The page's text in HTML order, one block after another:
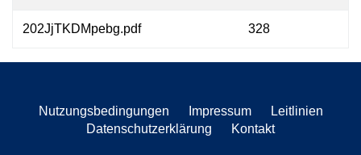
202JjTKDMpebg.pdf 328
Nutzungsbedingungen Impressum
Leitlinien
Datenschutzerklärung
Kontakt